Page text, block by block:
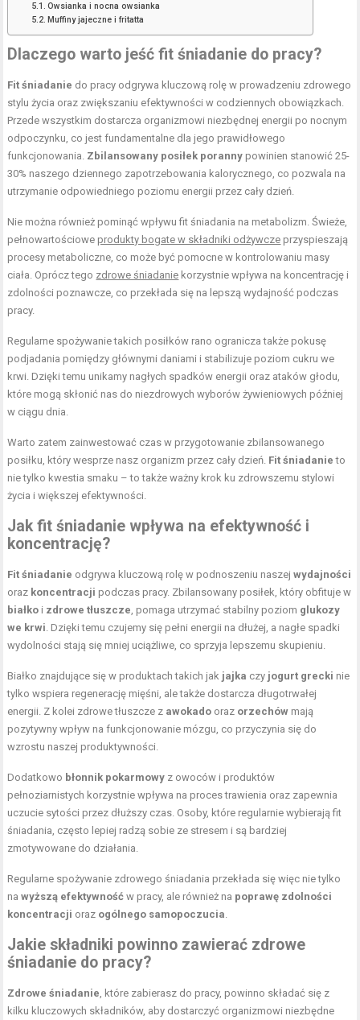
Owsianka i nocna owsianka
Muffiny jajeczne i fritatta
Dlaczego warto jeść fit śniadanie do pracy?
Fit śniadanie do pracy odgrywa kluczową rolę w prowadzeniu zdrowego
stylu życia oraz zwiększaniu efektywności w codziennych obowiązkach.
Przede wszystkim dostarcza organizmowi niezbędnej energii po nocnym
odpoczynku, co jest fundamentalne dla jego prawidłowego
funkcjonowania. Zbilansowany posiłek poranny powinien stanowić 25-
30% naszego dziennego zapotrzebowania kalorycznego, co pozwala na
utrzymanie odpowiedniego poziomu energii przez cały dzień.
Nie można również pominąć wpływu fit śniadania na metabolizm. Świeże,
pełnowartościowe produkty bogate w składniki odżywcze przyspieszają
procesy metaboliczne, co może być pomocne w kontrolowaniu masy
ciała. Oprócz tego zdrowe śniadanie korzystnie wpływa na koncentrację i
zdolności poznawcze, co przekłada się na lepszą wydajność podczas
pracy.
Regularne spożywanie takich posiłków rano ogranicza także pokusę
podjadania pomiędzy głównymi daniami i stabilizuje poziom cukru we
krwi. Dzięki temu unikamy nagłych spadków energii oraz ataków głodu,
które mogą skłonić nas do niezdrowych wyborów żywieniowych później
w ciągu dnia.
Warto zatem zainwestować czas w przygotowanie zbilansowanego
posiłku, który wesprze nasz organizm przez cały dzień. Fit śniadanie to
nie tylko kwestia smaku – to także ważny krok ku zdrowszemu stylowi
życia i większej efektywności.
Jak fit śniadanie wpływa na efektywność i
koncentrację?
Fit śniadanie odgrywa kluczową rolę w podnoszeniu naszejwydajności
oraz koncentracji podczas pracy. Zbilansowany posiłek, który obfituje w
białko i zdrowe tłuszcze, pomaga utrzymać stabilny poziom glukozy
we krwi. Dzięki temu czujemy się pełni energii na dłużej, a nagłe spadki
wydolności stają się mniej uciążliwe, co sprzyja lepszemu skupieniu.
Białko znajdujące się w produktach takich jak jajka czy jogurt grecki nie
tylko wspiera regenerację mięśni, ale także dostarcza długotrwałej
energii. Z kolei zdrowe tłuszcze z awokado oraz orzechów mają
pozytywny wpływ na funkcjonowanie mózgu, co przyczynia się do
wzrostu naszej produktywności.
Dodatkowo błonnik pokarmowy z owoców i produktów
pełnoziarnistych korzystnie wpływa na proces trawienia oraz zapewnia
uczucie sytości przez dłuższy czas. Osoby, które regularnie wybierają fit
śniadania, często lepiej radzą sobie ze stresem i są bardziej
zmotywowane do działania.
Regularne spożywanie zdrowego śniadania przekłada się więc nie tylko
nawyższą efektywność w pracy, ale również na poprawę zdolności
koncentracji oraz ogólnego samopoczucia.
Jakie składniki powinno zawierać zdrowe
śniadanie do pracy?
Zdrowe śniadanie, które zabierasz do pracy, powinno składać się z
kilku kluczowych składników, aby dostarczyć organizmowi niezbędne